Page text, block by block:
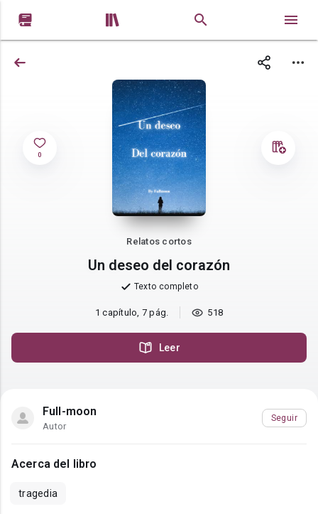
 
0
Relatos cortos
Un deseo del corazón
Texto completo
1 capítulo, 7 pág. 518
Leer
Full-moon
Autor
Seguir
Acerca del libro
tragedia